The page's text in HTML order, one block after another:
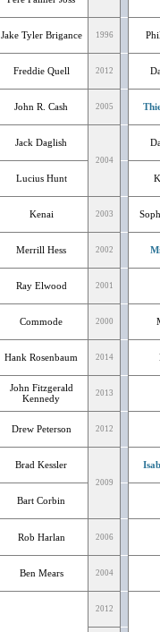
Jake Tyler Brigance 1996
Freddie Quell 2012
John R. Cash 2005
Jack Daglish
2004
Lucius Hunt
Kenai 2003
Merrill Hess 2002
Ray Elwood 2001
Commode 2000
Hank Rosenbaum 2014
John Fitzgerald
Kennedy
2013
Drew Peterson 2012
Brad Kessler
2009
Bart Corbin
Rob Harlan 2006
Ben Mears 2004
2012